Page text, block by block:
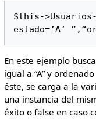
$this-
estado=’A’
En este ejemplo
igual a “A” y
éste, se carga a la
una instancia del
éxito o false en caso